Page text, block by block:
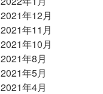
2021年12月
2021年11月
2021年10月
2021年8月
2021年5月
2021年4月